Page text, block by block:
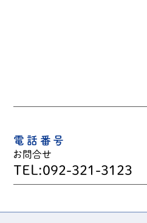
電話番号
お問合せ
TEL:092-321-3123